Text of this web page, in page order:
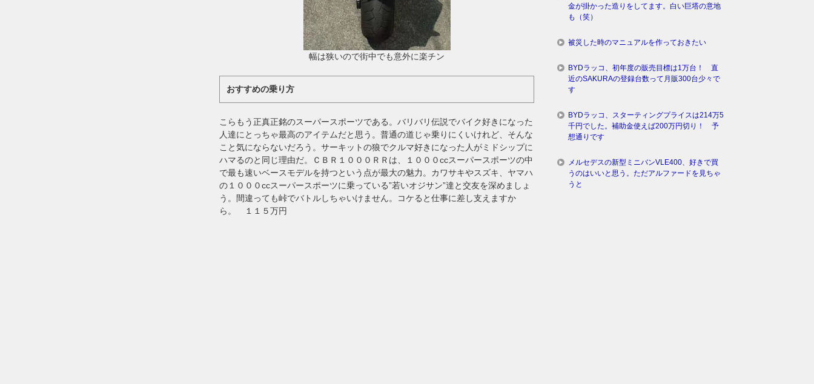
幅は狭いので街中でも意外に楽チン
おすすめの乗り方
こらもう正真正銘のスーパースポーツである。バリバリ伝説でバイク好きになった
人達にとっちゃ最高のアイテムだと思う。普通の道じゃ乗りにくいけれど、そんな
こと気にならないだろう。サーキットの狼でクルマ好きになった人がミドシップに
ハマるのと同じ理由だ。ＣＢＲ１０００ＲＲは、１０００ccスーパースポーツの中
で最も速いベースモデルを持つという点が最大の魅力。カワサキやスズキ、ヤマハ
の１０００ccスーパースポーツに乗っている”若いオジサン”達と交友を深めましょ
う。間違っても峠でバトルしちゃいけません。コケると仕事に差し支えますか
ら。 １１５万円
金が掛かった造りをしてます。白い巨塔の意地
も（笑）
被災した時のマニュアルを作っておきたい
BYDラッコ、初年度の販売目標は1万台！ 直
近のSAKURAの登録台数って月販300台少々で
す
BYDラッコ、スターティングプライスは214万5
千円でした。補助金使えば200万円切り！ 予
想通りです
メルセデスの新型ミニバンVLE400、好きで買
うのはいいと思う。ただアルファードを見ちゃ
うと